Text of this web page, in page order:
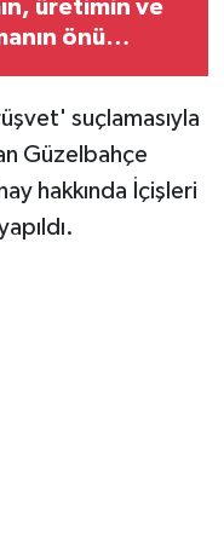
üretimin ve
önü
suçlamasıyla
Güzelbahçe
hakkında İçişleri